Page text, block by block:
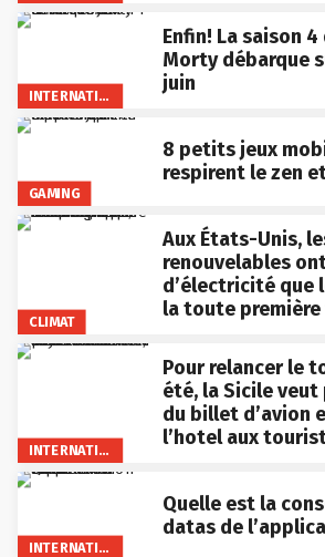
INTERNATIONAL
Enfin! La saison 4
Morty débarque
juin
GAMING
8 petits jeux
respirent le zen
CLIMAT
Aux États-Unis,
renouvelables
d’électricité que
la toute
INTERNATIONAL
Pour relancer le
été, la Sicile
du billet d’avion
l’hotel aux
INTERNATIONAL
Quelle est la
datas de